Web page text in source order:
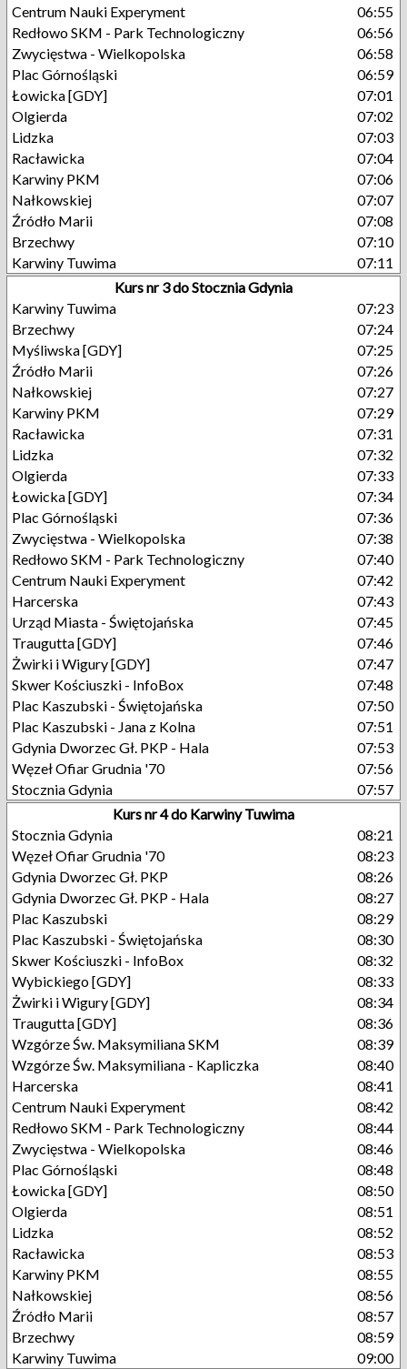
Centrum Nauki Experyment
06:55
Redłowo SKM - Park Technologiczny
06:56
Zwycięstwa - Wielkopolska
06:58
Plac Górnośląski
06:59
Łowicka [GDY]
07:01
Olgierda
07:02
Lidzka
07:03
Racławicka
07:04
Karwiny PKM
07:06
Nałkowskiej
07:07
Źródło Marii
07:08
Brzechwy
07:10
Karwiny Tuwima
07:11
Kurs nr 3 do Stocznia Gdynia
Karwiny Tuwima
07:23
Brzechwy
07:24
Myśliwska [GDY]
07:25
Źródło Marii
07:26
Nałkowskiej
07:27
Karwiny PKM
07:29
Racławicka
07:31
Lidzka
07:32
Olgierda
07:33
Łowicka [GDY]
07:34
Plac Górnośląski
07:36
Zwycięstwa - Wielkopolska
07:38
Redłowo SKM - Park Technologiczny
07:40
Centrum Nauki Experyment
07:42
Harcerska
07:43
Urząd Miasta - Świętojańska
07:45
Traugutta [GDY]
07:46
Żwirki i Wigury [GDY]
07:47
Skwer Kościuszki - InfoBox
07:48
Plac Kaszubski - Świętojańska
07:50
Plac Kaszubski - Jana z Kolna
07:51
Gdynia Dworzec Gł. PKP - Hala
07:53
Węzeł Ofiar Grudnia '70
07:56
Stocznia Gdynia
07:57
Kurs nr 4 do Karwiny Tuwima
Stocznia Gdynia
08:21
Węzeł Ofiar Grudnia '70
08:23
Gdynia Dworzec Gł. PKP
08:26
Gdynia Dworzec Gł. PKP - Hala
08:27
Plac Kaszubski
08:29
Plac Kaszubski - Świętojańska
08:30
Skwer Kościuszki - InfoBox
08:32
Wybickiego [GDY]
08:33
Żwirki i Wigury [GDY]
08:34
Traugutta [GDY]
08:36
Wzgórze Św. Maksymiliana SKM
08:39
Wzgórze Św. Maksymiliana - Kapliczka
08:40
Harcerska
08:41
Centrum Nauki Experyment
08:42
Redłowo SKM - Park Technologiczny
08:44
Zwycięstwa - Wielkopolska
08:46
Plac Górnośląski
08:48
Łowicka [GDY]
08:50
Olgierda
08:51
Lidzka
08:52
Racławicka
08:53
Karwiny PKM
08:55
Nałkowskiej
08:56
Źródło Marii
08:57
Brzechwy
08:59
Karwiny Tuwima
09:00